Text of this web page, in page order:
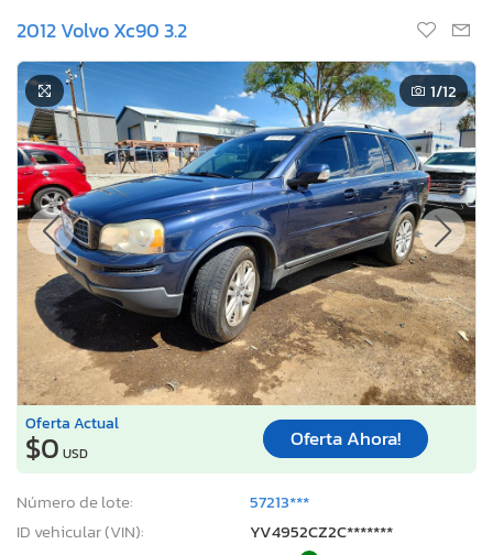
2012 Volvo Xc90 3.2
1/12
Oferta Actual
$0 USD
Oferta Ahora!
Número de lote:
57213***
ID vehicular (VIN):
YV4952CZ2C*******